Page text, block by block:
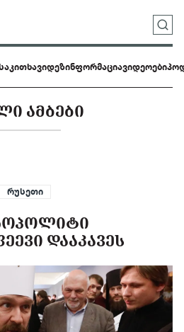
დეზინფორმაციავიდეოები
ᲐᲛᲑᲔᲑᲘ
რუსეთი
ᲓᲐᲐᲙᲐᲕᲔᲡ